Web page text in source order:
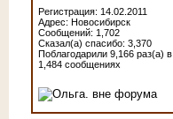
Регистрация: 14.02.2011
Адрес: Новосибирск
Сообщений: 1,702
Сказал(а) спасибо: 3,370
Поблагодарили 9,166 раз(а) в
1,484 сообщениях